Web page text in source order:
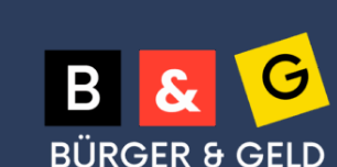
Inhalt
springen